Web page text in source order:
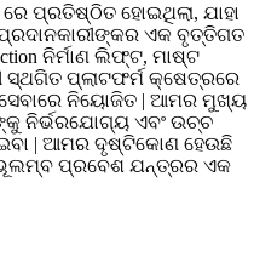
ରେ ପ୍ରତିଷ୍ଠିତ ହୋଇଥିଲା, ଯାହା
ଏକ ବୃତ୍ତିଗତ
ନିର୍ମାଣ ଲିଫ୍ଟ, ମାଷ୍ଟ
ସ୍ଥଗିତ ପ୍ଲାଟଫର୍ମ କ୍ଷେତ୍ରରେ
ନିୟୋଜିତ | ଆମର ମୁଖ୍ୟ
ନିର୍ଭରଯୋଗ୍ୟ ଏବଂ ଉଚ୍ଚ
| ଆମର ଦୃଷ୍ଟିକୋଣ ହେଉଛି
ଭୂଲମ୍ବ ପ୍ରବେଶ ଯନ୍ତ୍ରର ଏକ